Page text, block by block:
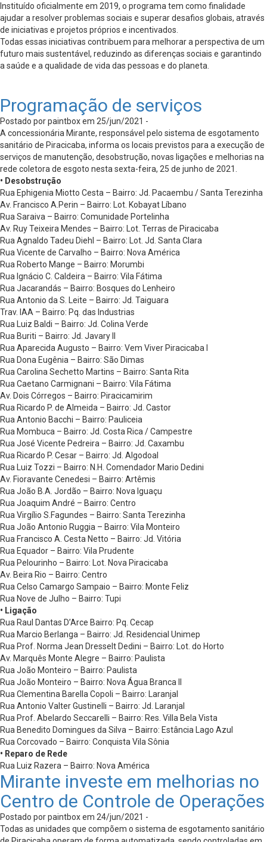
Instituído oficialmente em 2019, o programa tem como finalidade
ajudar a resolver problemas sociais e superar desafios globais, através
de iniciativas e projetos próprios e incentivados.
Todas essas iniciativas contribuem para melhorar a perspectiva de um
futuro mais sustentável, reduzindo as diferenças sociais e garantindo
a saúde e a qualidade de vida das pessoas e do planeta.
Programação de serviços
Postado por paintbox em 25/jun/2021 -
A concessionária Mirante, responsável pelo sistema de esgotamento
sanitário de Piracicaba, informa os locais previstos para a execução de
serviços de manutenção, desobstrução, novas ligações e melhorias na
rede coletora de esgoto nesta sexta-feira, 25 de junho de 2021.
• Desobstrução
Rua Ephigenia Miotto Cesta – Bairro: Jd. Pacaembu / Santa Terezinha
Av. Francisco A.Perin – Bairro: Lot. Kobayat Líbano
Rua Saraiva – Bairro: Comunidade Portelinha
Av. Ruy Teixeira Mendes – Bairro: Lot. Terras de Piracicaba
Rua Agnaldo Tadeu Diehl – Bairro: Lot. Jd. Santa Clara
Rua Vicente de Carvalho – Bairro: Nova América
Rua Roberto Mange – Bairro: Morumbi
Rua Ignácio C. Caldeira – Bairro: Vila Fátima
Rua Jacarandás – Bairro: Bosques do Lenheiro
Rua Antonio da S. Leite – Bairro: Jd. Taiguara
Trav. IAA – Bairro: Pq. das Industrias
Rua Luiz Baldi – Bairro: Jd. Colina Verde
Rua Buriti – Bairro: Jd. Javary II
Rua Aparecida Augusto – Bairro: Vem Viver Piracicaba I
Rua Dona Eugênia – Bairro: São Dimas
Rua Carolina Sechetto Martins – Bairro: Santa Rita
Rua Caetano Carmignani – Bairro: Vila Fátima
Av. Dois Córregos – Bairro: Piracicamirim
Rua Ricardo P. de Almeida – Bairro: Jd. Castor
Rua Antonio Bacchi – Bairro: Pauliceia
Rua Mombuca – Bairro: Jd. Costa Rica / Campestre
Rua José Vicente Pedreira – Bairro: Jd. Caxambu
Rua Ricardo P. Cesar – Bairro: Jd. Algodoal
Rua Luiz Tozzi – Bairro: N.H. Comendador Mario Dedini
Av. Fioravante Cenedesi – Bairro: Artêmis
Rua João B.A. Jordão – Bairro: Nova Iguaçu
Rua Joaquim André – Bairro: Centro
Rua Virgílio S.Fagundes – Bairro: Santa Terezinha
Rua João Antonio Ruggia – Bairro: Vila Monteiro
Rua Francisco A. Cesta Netto – Bairro: Jd. Vitória
Rua Equador – Bairro: Vila Prudente
Rua Pelourinho – Bairro: Lot. Nova Piracicaba
Av. Beira Rio – Bairro: Centro
Rua Celso Camargo Sampaio – Bairro: Monte Feliz
Rua Nove de Julho – Bairro: Tupi
• Ligação
Rua Raul Dantas D’Arce Bairro: Pq. Cecap
Rua Marcio Berlanga – Bairro: Jd. Residencial Unimep
Rua Prof. Norma Jean Dresselt Dedini – Bairro: Lot. do Horto
Av. Marquês Monte Alegre – Bairro: Paulista
Rua João Monteiro – Bairro: Paulista
Rua João Monteiro – Bairro: Nova Água Branca II
Rua Clementina Barella Copoli – Bairro: Laranjal
Rua Antonio Valter Gustinelli – Bairro: Jd. Laranjal
Rua Prof. Abelardo Seccarelli – Bairro: Res. Villa Bela Vista
Rua Benedito Domingues da Silva – Bairro: Estância Lago Azul
Rua Corcovado – Bairro: Conquista Vila Sônia
• Reparo de Rede
Rua Luiz Razera – Bairro: Nova América
Mirante investe em melhorias no
Centro de Controle de Operações
Postado por paintbox em 24/jun/2021 -
Todas as unidades que compõem o sistema de esgotamento sanitário